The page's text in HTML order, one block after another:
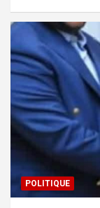
POLITIQUE